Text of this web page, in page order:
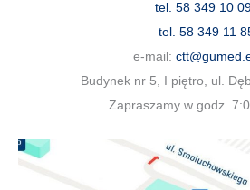
tel. 58 349 10
tel. 58 349 11
e-mail:
Budynek nr 5, I piętro, ul.
Zapraszamy w godz.